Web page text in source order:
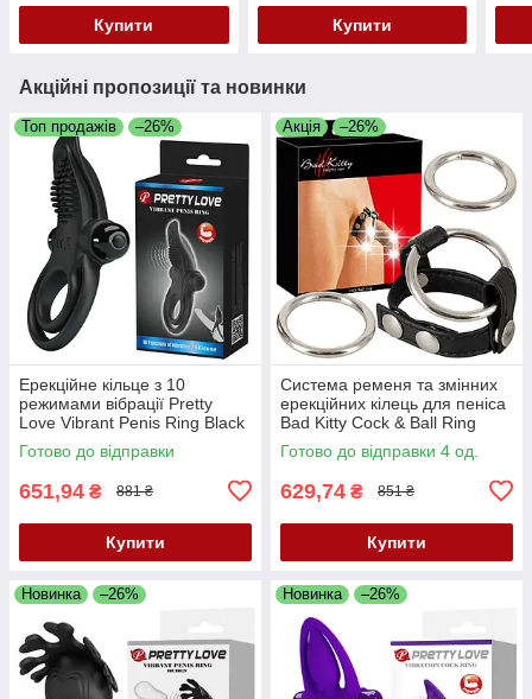
Купити Купити
Акційні пропозиції та новинки
Топ продажів –26%
Ерекційне кільце з 10
режимами вібрації Pretty
Love Vibrant Penis Ring Black
— вібрації для двох
Готово до відправки
651,94 ₴ 881 ₴
Купити
Акція –26%
Система ременя та змінних
ерекційних кілець для пеніса
Bad Kitty Cock & Ball Ring
Готово до відправки 4 од.
629,74 ₴ 851 ₴
Купити
Новинка –26% Новинка –26%